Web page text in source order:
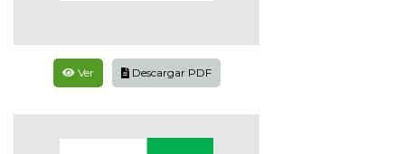
Ver Descargar PDF